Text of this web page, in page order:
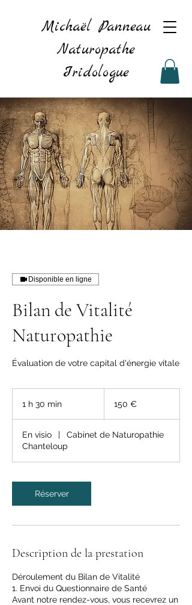
Michaël Panneau
Naturopathe
Iridologue
Disponible en ligne
Bilan de Vitalité
Naturopathie
Évaluation de votre capital d'énergie vitale
1 h 30 min
m
i
n
150 €
En visio |
Cabinet de Naturopathie
Chanteloup
Réserver
Description de la prestation
Déroulement du Bilan de Vitalité
1. Envoi du Questionnaire de Santé
Avant notre rendez-vous, vous recevrez un